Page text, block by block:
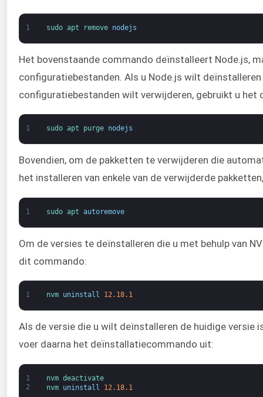
1 sudo apt remove nodejs
Het bovenstaande commando deïnstalleert Node.js,
configuratiebestanden. Als u Node.js wilt deïnstalleren
configuratiebestanden wilt verwijderen, gebruikt u het
1 sudo apt purge nodejs
Bovendien, om de pakketten te verwijderen die
het installeren van enkele van de verwijderde
1 sudo apt autoremove
Om de versies te deïnstalleren die u met behulp van
dit commando:
1 nvm uninstall 12.18.1
Als de versie die u wilt deïnstalleren de huidige versie
voer daarna het deïnstallatiecommando uit:
1
2
nvm deactivate
nvm uninstall 12.18.1